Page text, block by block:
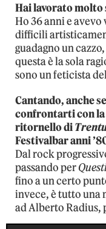
Hai lavorato
Ho 36 anni e
difficili
guadagno un
questa è la sola
sono un feticista
Cantando, anche
confrontarti con la
ritornello di
Festivalbar anni
Dal rock
passando per
fino a un certo
invece, è tutto una
ad Alberto Radius,